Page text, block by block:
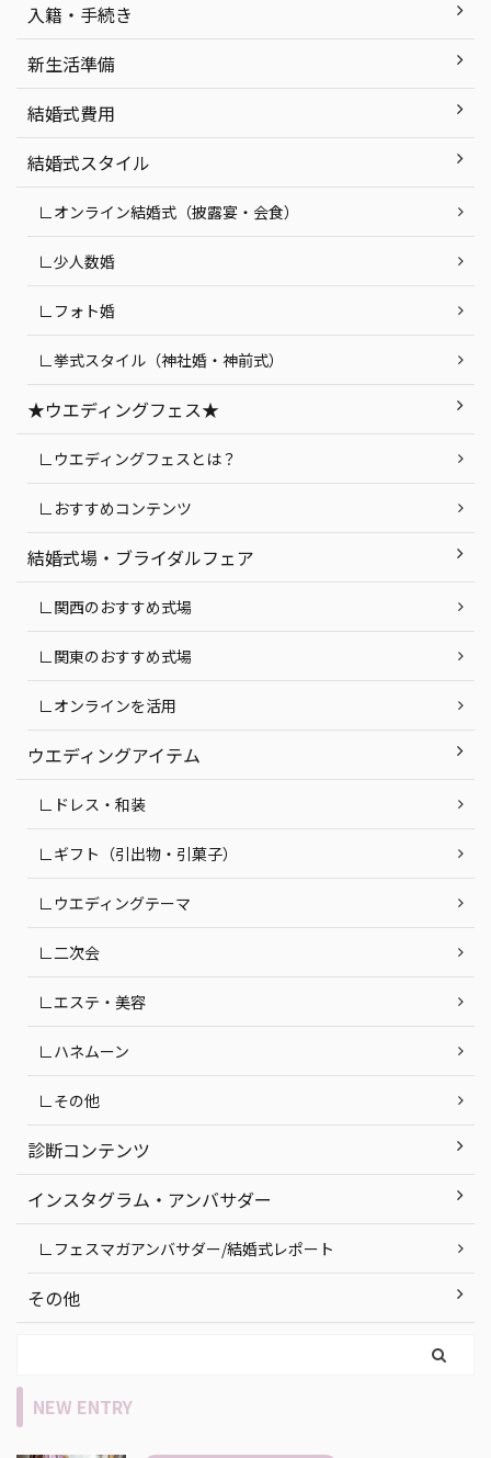
入籍・手続き
新生活準備
結婚式費用
結婚式スタイル
∟オンライン結婚式（披露宴・会食）
∟少人数婚
∟フォト婚
∟挙式スタイル（神社婚・神前式）
★ウエディングフェス★
∟ウエディングフェスとは？
∟おすすめコンテンツ
結婚式場・ブライダルフェア
∟関西のおすすめ式場
∟関東のおすすめ式場
∟オンラインを活用
ウエディングアイテム
∟ドレス・和装
∟ギフト（引出物・引菓子）
∟ウエディングテーマ
∟二次会
∟エステ・美容
∟ハネムーン
∟その他
診断コンテンツ
インスタグラム・アンバサダー
∟フェスマガアンバサダー/結婚式レポート
その他
NEW ENTRY